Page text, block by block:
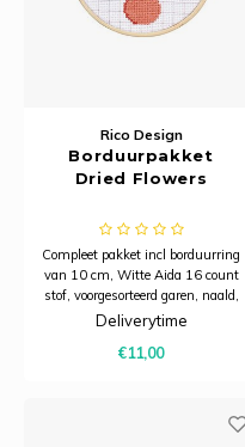
Rico Design
Borduurpakket
Dried Flowers
Compleet pakket incl borduurring
van 10 cm, Witte Aida 16 count
stof, voorgesorteerd garen, naald,
patroon en instructies.
Deliverytime
€11,00